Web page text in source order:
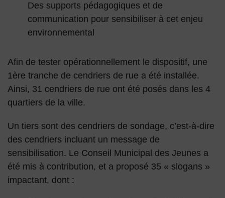
Des supports pédagogiques et de
communication pour sensibiliser à cet enjeu
environnemental
Afin de tester opérationnellement le dispositif, une
1ère tranche de cendriers de rue a été installée.
Ainsi, 31 cendriers de rue ont été posés dans les 4
quartiers de la ville.
Un tiers sont des cendriers de sondage, c’est-à-dire
des cendriers incluant un message de
sensibilisation. Le Conseil Municipal des Jeunes a
été mis à contribution, et a proposé 35 « slogans »
impactant, dont :